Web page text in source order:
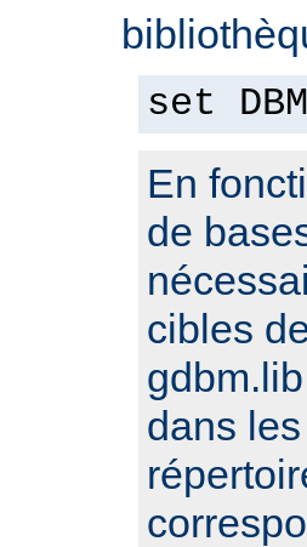
set
En
de
cibles
dans